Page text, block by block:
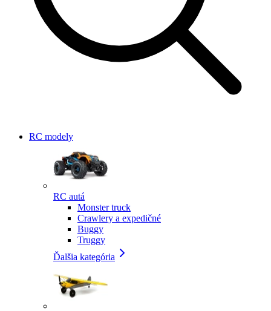
RC modely
RC autá
Monster truck
Crawlery a expedičné
Buggy
Truggy
Ďalšia kategória